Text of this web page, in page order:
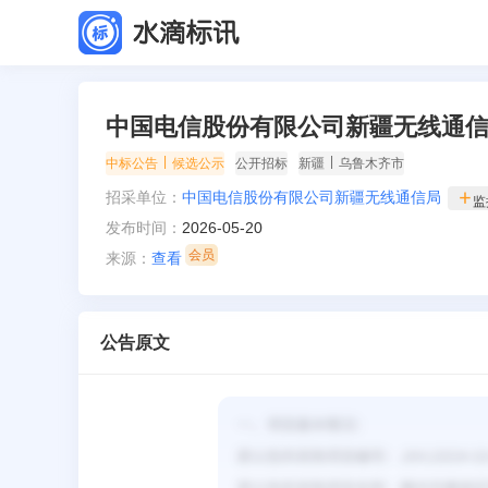
中国电信股份有限公司新疆无线通
中标公告 候选公示 公开招标 新疆 乌鲁木齐市
招采单位： 中国电信股份有限公司新疆无线通信局
发布时间： 2026-05-20
来源： 查看
公告原文